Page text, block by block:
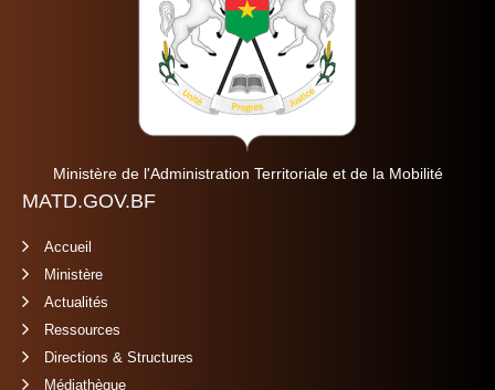
Ministère de l'Administration Territoriale et de la Mobilité
MATD.GOV.BF
Accueil
Ministère
Actualités
Ressources
Directions & Structures
Médiathèque